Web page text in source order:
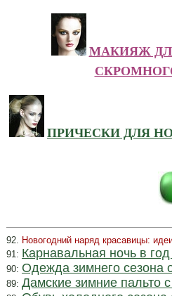
МАКИЯЖ
ПРИЧЕСКИ ДЛЯ
92. Новогодний наряд красавицы:
91: Карнавальная ночь в
90: Одежда зимнего сезона
89: Дамские зимние пальто